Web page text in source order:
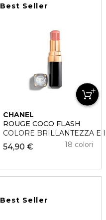
Best Seller
CHANEL
ROUGE COCO FLASH
COLORE BRILLANTEZZA E
54,90 € 18 colori
Best Seller